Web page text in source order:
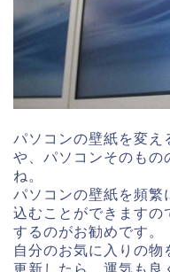
パソコンの壁紙を変え
や、パソコンそのもの
ね。
パソコンの壁紙を頻繁
込むことができますの
するのがお勧めです。
自分のお気に入りの物
更新したら、運気も良